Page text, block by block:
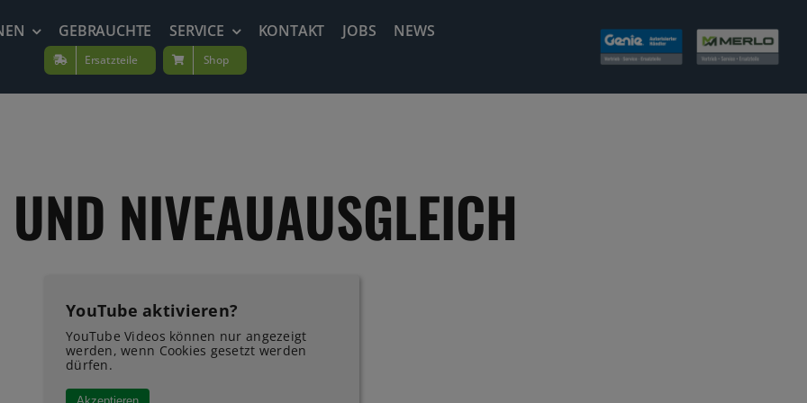
GEBRAUCHTE SERVICE KONTAKT JOBS NEWS
Ersatzteile Shop
NIVEAUAUSGLEICH
YouTube aktivieren?
YouTube Videos können nur angezeigt
werden, wenn Cookies gesetzt werden
dürfen.